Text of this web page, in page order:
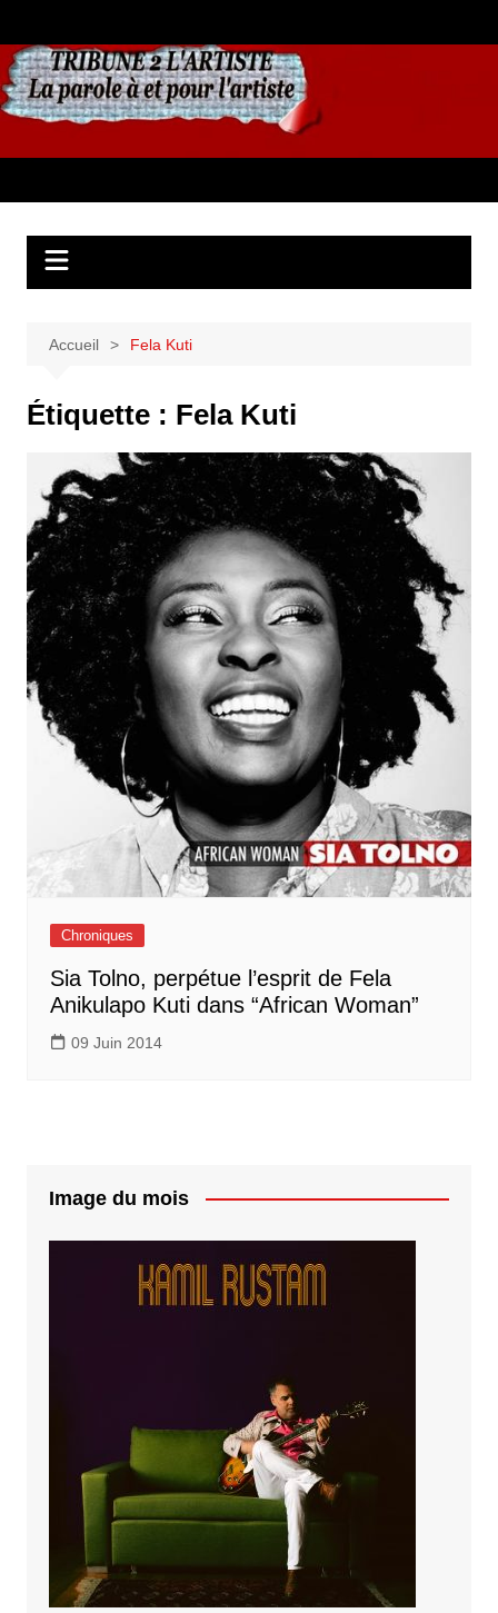
au
contenu
Accueil Fela Kuti
Étiquette : Fela Kuti
Chroniques
Sia Tolno, perpétue l’esprit de Fela
Anikulapo Kuti dans “African Woman”
09 Juin 2014
Image du mois